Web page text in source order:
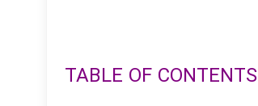
TABLE OF CONTENTS